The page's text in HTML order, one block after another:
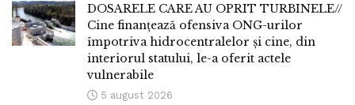
DOSARELE CARE AU OPRIT TURBINELE//
Cine finanțează ofensiva ONG-urilor
împotriva hidrocentralelor și cine, din
interiorul statului, le-a oferit actele
vulnerabile
5 august 2026